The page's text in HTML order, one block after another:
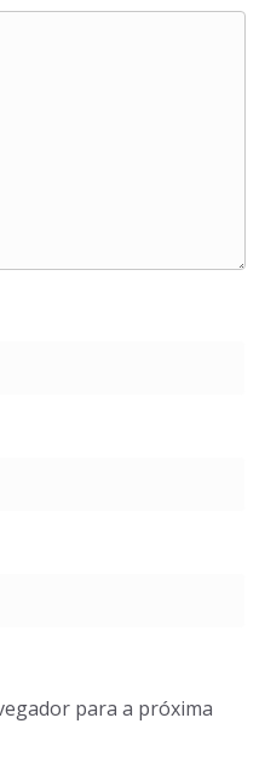
para a próxima